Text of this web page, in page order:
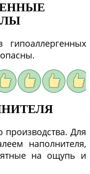
производства. Для
наполнителя,
на ощупь и